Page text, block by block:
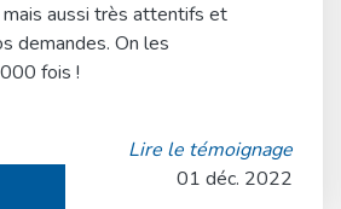
aussi très attentifs et
demandes. On les
fois !
Lire le témoignage
01 déc. 2022